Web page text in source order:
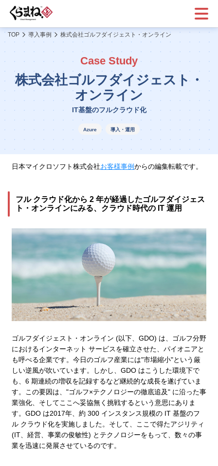
メニ
ュー
TOP 導入事例 株式会社ゴルフダイジェスト・オンライン
Case Study
株式会社ゴルフダイジェスト・
オンライン
IT基盤のフルクラウド化
Azure 導入・運用
日本マイクロソフト株式会社お客様事例からの編集転載です。
フル クラウド化から 2 年が経過したゴルフダイジェス
ト・オンラインにみる、クラウド時代の IT 運用
ゴルフダイジェスト・オンライン (以下、GDO) は、ゴルフ分野
におけるインターネット サービスを確立させた、パイオニアと
も呼べる企業です。今日のゴルフ産業には"市場縮小"という厳
しい逆風が吹いています。しかし、GDO はこうした環境下で
も、6 期連続の増収を記録するなど継続的な成長を遂げていま
す。この要因は、"ゴルフ×テクノロジーの徹底追及" に沿った事
業強化、そしてここへ妥協無く挑戦するという意思にありま
す。GDO は2017年、約 300 インスタンス規模の IT 基盤のフ
ル クラウド化を実施しました。そして、ここで得たアジリティ
(IT、経営、事業の俊敏性) とテクノロジーをもって、数々の事
業を迅速に発展させているのです。